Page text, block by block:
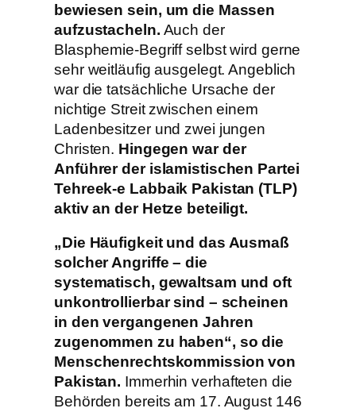
bewiesen sein, um die Massen
aufzustacheln. Auch der
Blasphemie-Begriff selbst wird gerne
sehr weitläufig ausgelegt. Angeblich
war die tatsächliche Ursache der
nichtige Streit zwischen einem
Ladenbesitzer und zwei jungen
Christen. Hingegen war der
Anführer der islamistischen Partei
Tehreek-e Labbaik Pakistan (TLP)
aktiv an der Hetze beteiligt.
„Die Häufigkeit und das Ausmaß
solcher Angriffe – die
systematisch, gewaltsam und oft
unkontrollierbar sind – scheinen
in den vergangenen Jahren
zugenommen zu haben“, so die
Menschenrechtskommission von
Pakistan. Immerhin verhafteten die
Behörden bereits am 17. August 146